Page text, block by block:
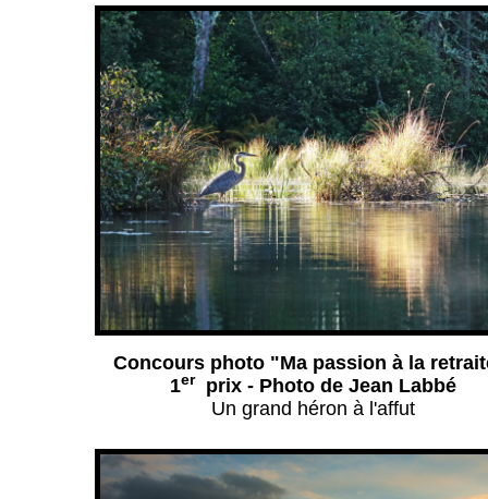
Concours photo "Ma passion à la
1erprix - Photo de Jean Labbé
Un grand héron à l'affut